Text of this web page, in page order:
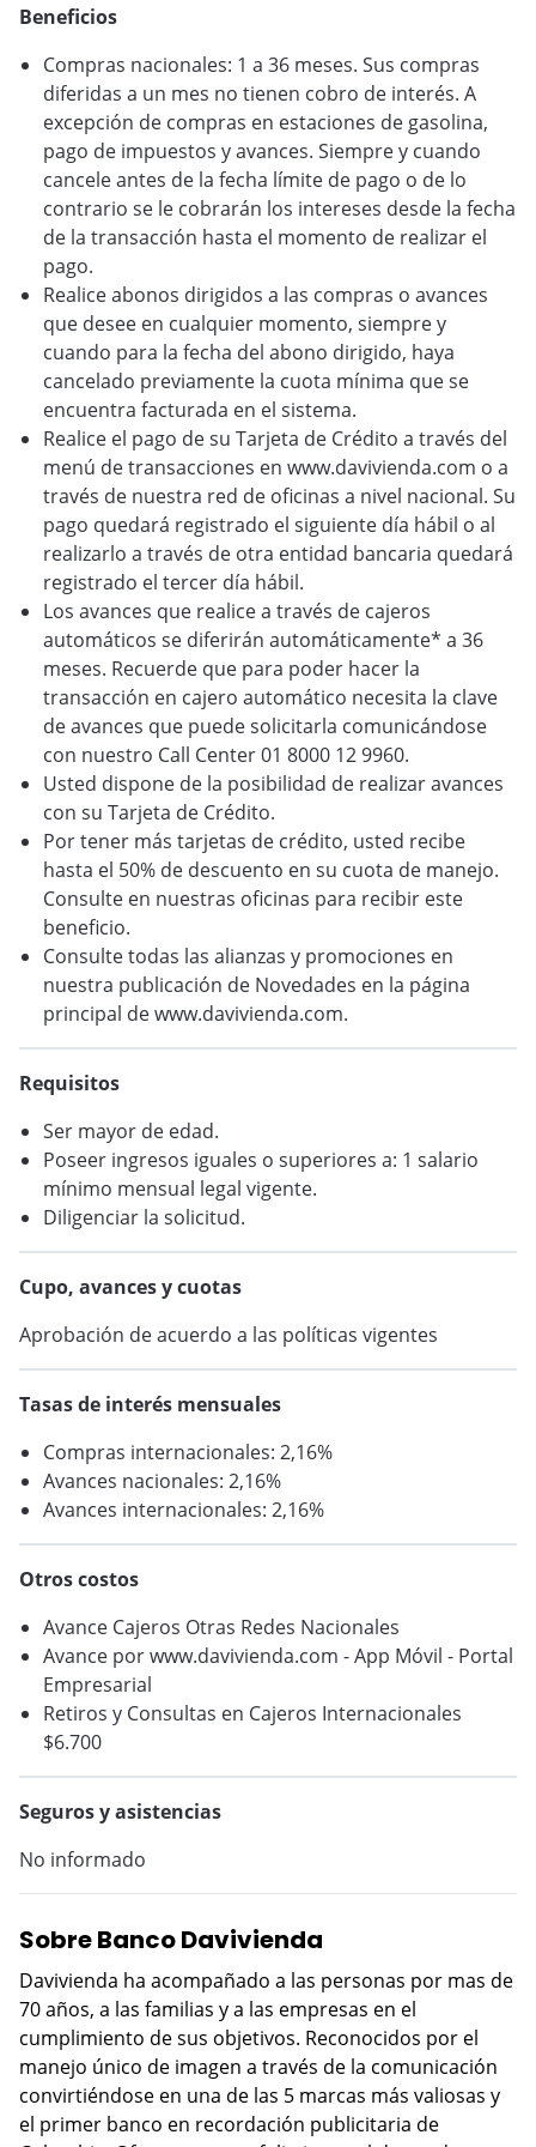
Beneficios
Compras nacionales: 1 a 36 meses. Sus compras
diferidas a un mes no tienen cobro de interés. A
excepción de compras en estaciones de gasolina,
pago de impuestos y avances. Siempre y cuando
cancele antes de la fecha límite de pago o de lo
contrario se le cobrarán los intereses desde la fecha
de la transacción hasta el momento de realizar el
pago.
Realice abonos dirigidos a las compras o avances
que desee en cualquier momento, siempre y
cuando para la fecha del abono dirigido, haya
cancelado previamente la cuota mínima que se
encuentra facturada en el sistema.
Realice el pago de su Tarjeta de Crédito a través del
menú de transacciones en www.davivienda.com o a
través de nuestra red de oficinas a nivel nacional. Su
pago quedará registrado el siguiente día hábil o al
realizarlo a través de otra entidad bancaria quedará
registrado el tercer día hábil.
Los avances que realice a través de cajeros
automáticos se diferirán automáticamente* a 36
meses. Recuerde que para poder hacer la
transacción en cajero automático necesita la clave
de avances que puede solicitarla comunicándose
con nuestro Call Center 01 8000 12 9960.
Usted dispone de la posibilidad de realizar avances
con su Tarjeta de Crédito.
Por tener más tarjetas de crédito, usted recibe
hasta el 50% de descuento en su cuota de manejo.
Consulte en nuestras oficinas para recibir este
beneficio.
Consulte todas las alianzas y promociones en
nuestra publicación de Novedades en la página
principal de www.davivienda.com.
Requisitos
Ser mayor de edad.
Poseer ingresos iguales o superiores a: 1 salario
mínimo mensual legal vigente.
Diligenciar la solicitud.
Cupo, avances y cuotas
Aprobación de acuerdo a las políticas vigentes
Tasas de interés mensuales
Compras internacionales: 2,16%
Avances nacionales: 2,16%
Avances internacionales: 2,16%
Otros costos
Avance Cajeros Otras Redes Nacionales
Avance por www.davivienda.com - App Móvil - Portal
Empresarial
Retiros y Consultas en Cajeros Internacionales
$6.700
Seguros y asistencias
No informado
Sobre Banco Davivienda
Davivienda ha acompañado a las personas por mas de
70 años, a las familias y a las empresas en el
cumplimiento de sus objetivos. Reconocidos por el
manejo único de imagen a través de la comunicación
convirtiéndose en una de las 5 marcas más valiosas y
el primer banco en recordación publicitaria de